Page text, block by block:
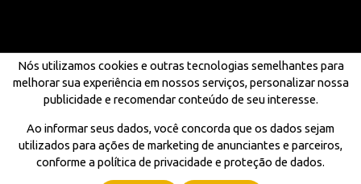
Nós utilizamos cookies e outras tecnologias semelhantes para
melhorar sua experiência em nossos serviços, personalizar nossa
publicidade e recomendar conteúdo de seu interesse.
Ao informar seus dados, você concorda que os dados sejam
utilizados para ações de marketing de anunciantes e parceiros,
conforme a política de privacidade e proteção de dados.